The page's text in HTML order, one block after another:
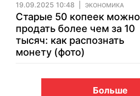
19.09.2025 10:48 ЭКОНОМИКА
Старые 50 копеек можно
продать более чем за 10
тысяч: как распознать
монету (фото)
Больше